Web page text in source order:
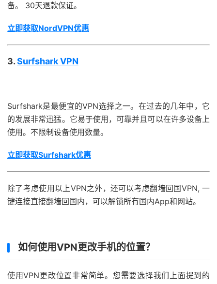
备。 30天退款保证。
立即获取NordVPN优惠
3.Surfshark VPN
Surfshark是最便宜的VPN选择之一。在过去的几年中，它
的发展非常迅猛。它易于使用，可靠并且可以在许多设备上
使用。不限制设备使用数量。
立即获取Surfshark优惠
除了考虑使用以上VPN之外，还可以考虑翻墙回国VPN, 一
键连接直接翻墙回国内，可以解锁所有国内App和网站。
如何使用VPN更改手机的位置？
使用VPN更改位置非常简单。您需要选择我们上面提到的